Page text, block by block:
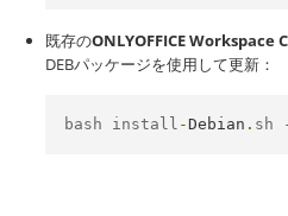
既存のONLYOFFICE
DEBパッケージを使用して更新：
bash install -Debian . sh